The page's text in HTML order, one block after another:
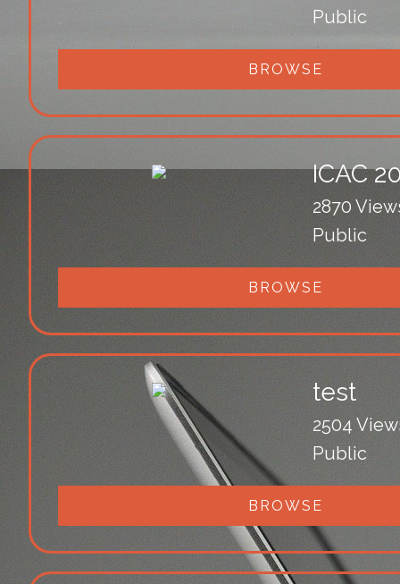
Public
BROWSE
ICAC
2870
Public
BROWSE
test
2504
Public
BROWSE